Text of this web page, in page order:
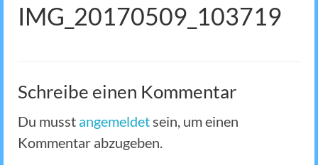
IMG_20170509_103719
Schreibe einen Kommentar
Du musst angemeldetsein, um einen
Kommentar abzugeben.